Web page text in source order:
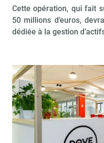
Cette opération, qui fait
50 millions d’euros,
dédiée à la gestion